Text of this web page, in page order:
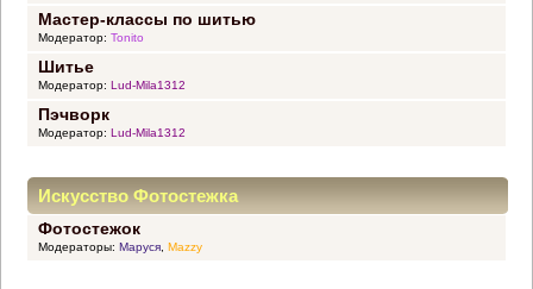
Мастер-классы по шитью
Модератор: Tonito
Шитье
Модератор: Lud-Mila1312
Пэчворк
Модератор: Lud-Mila1312
Искусство Фотостежка
Фотостежок
Модераторы: Маруся, Mazzy